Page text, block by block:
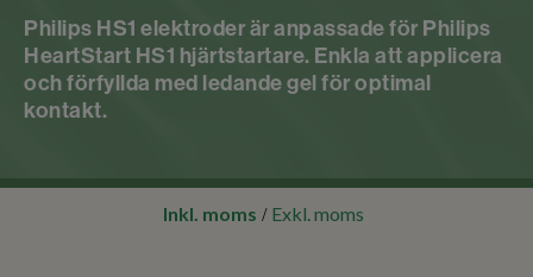
Philips HS1 elektroder är anpassade för Philips
HeartStart HS1 hjärtstartare. Enkla att applicera
och förfyllda med ledande gel för optimal
kontakt.
Inkl. moms / Exkl. moms